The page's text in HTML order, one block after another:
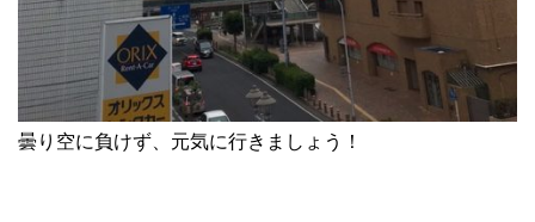
曇り空に負けず、元気に行きましょう！